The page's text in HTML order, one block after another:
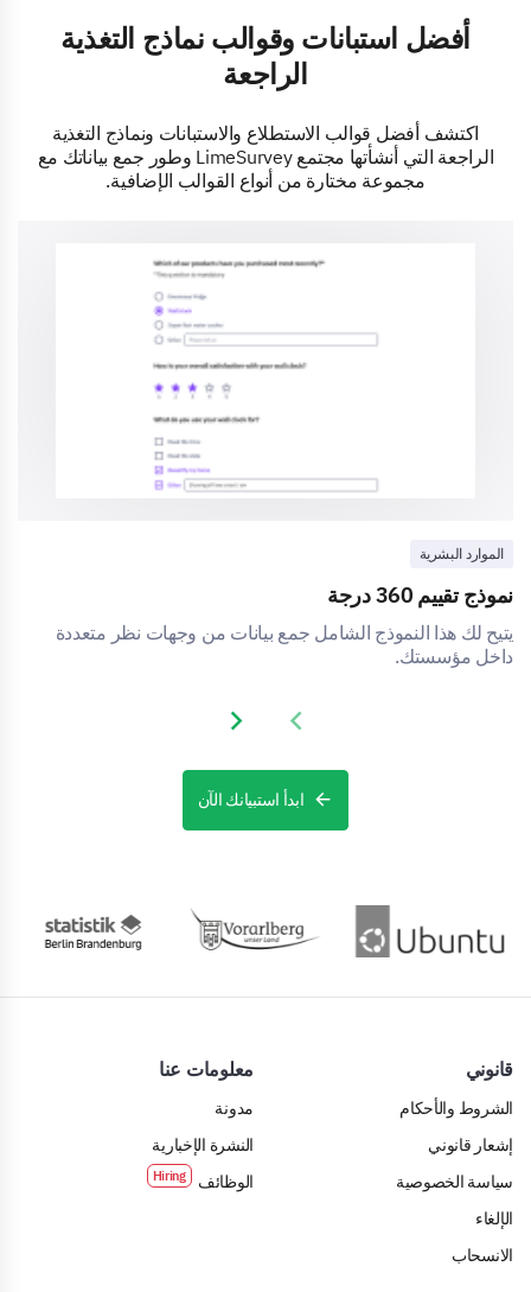
أفضل استبانات وقوالب نماذج التغذية
الراجعة
اكتشف أفضل قوالب الاستطلاع والاستبانات ونماذج التغذية
الراجعة التي أنشأتها مجتمع LimeSurvey وطور جمع بياناتك مع
مجموعة مختارة من أنواع القوالب الإضافية.
الموارد البشرية
نموذج تقييم 360 درجة
يتيح لك هذا النموذج الشامل جمع بيانات من وجهات نظر متعددة
داخل مؤسستك.
Previous slide
Next slide
ابدأ استبيانك الآن
قانوني
الشروط والأحكام
إشعار قانوني
سياسة الخصوصية
الإلغاء
الانسحاب
معلومات عنا
مدونة
النشرة الإخبارية
الوظائف